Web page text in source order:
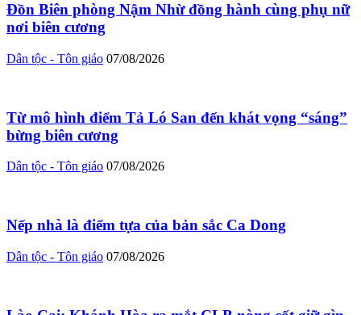
Đồn Biên phòng Nậm Nhừ đồng hành cùng phụ nữ
nơi biên cương
Dân tộc - Tôn giáo 07/08/2026
Từ mô hình điểm Tả Ló San đến khát vọng “sáng”
bừng biên cương
Dân tộc - Tôn giáo 07/08/2026
Nếp nhà là điểm tựa của bản sắc Ca Dong
Dân tộc - Tôn giáo 07/08/2026